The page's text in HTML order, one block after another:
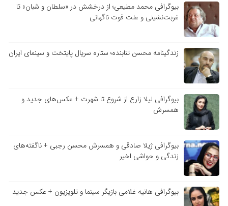
بیوگرافی محمد مطیعی؛ از درخشش در «سلطان و شبان» تا
غربت‌نشینی و علت فوت ناگهانی
زندگینامه محسن تنابنده؛ ستاره سریال پایتخت و سینمای ایران
بیوگرافی لیلا زارع از شروع تا شهرت + عکس‌های جدید و
همسرش
بیوگرافی ژیلا صادقی و همسرش محسن رجبی + ناگفته‌های
زندگی و حواشی اخیر
بیوگرافی هانیه غلامی بازیگر سینما و تلویزیون + عکس جدید